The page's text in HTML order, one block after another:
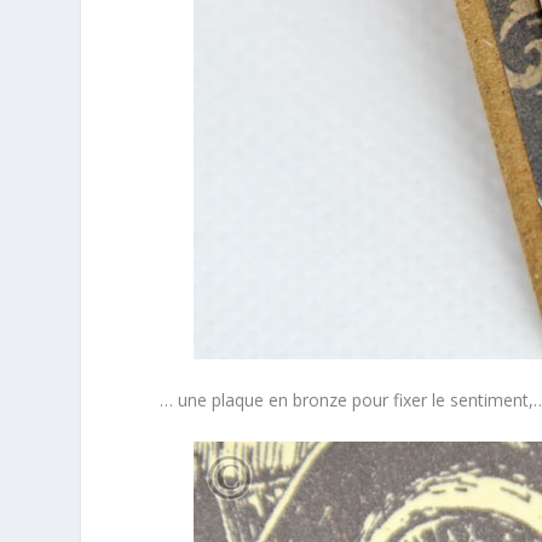
… une plaque en bronze pour fixer le